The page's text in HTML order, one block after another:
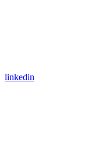
linkedin